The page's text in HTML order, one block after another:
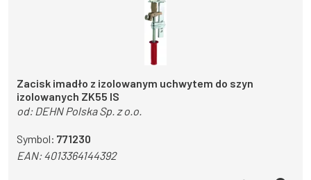
Zacisk imadło z izolowanym uchwytem do szyn
izolowanych ZK55 IS
od: DEHN Polska Sp. z o.o.
Symbol: 771230
EAN:4013364144392